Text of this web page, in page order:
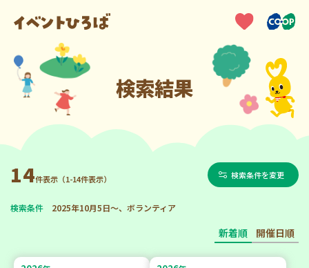
検索結果
14件表示（1-14件表示） 検索条件を変更
検索条件 2025年10月5日～、ボランティア
新着順 開催日順